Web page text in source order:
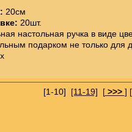
20см
20шт.
настольная ручка в виде
подарком не только для
[1-10] [11-19] [>>> ]